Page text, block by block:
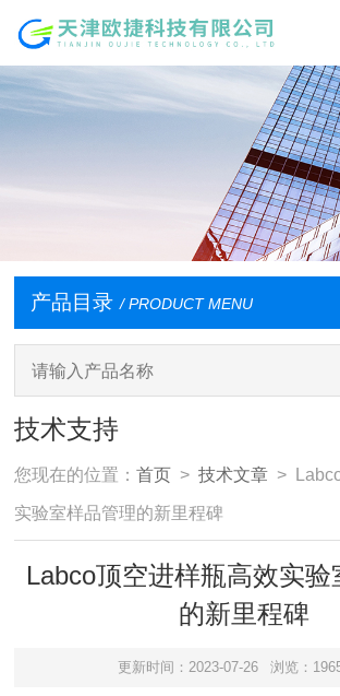
产品目录 / PRODUCT MENU
技术支持
您现在的位置：首页 >技术文章 >
实验室样品管理的新里程碑
Labco顶空进样瓶高效实验
的新里程碑
更新时间：2023-07-26 浏览：